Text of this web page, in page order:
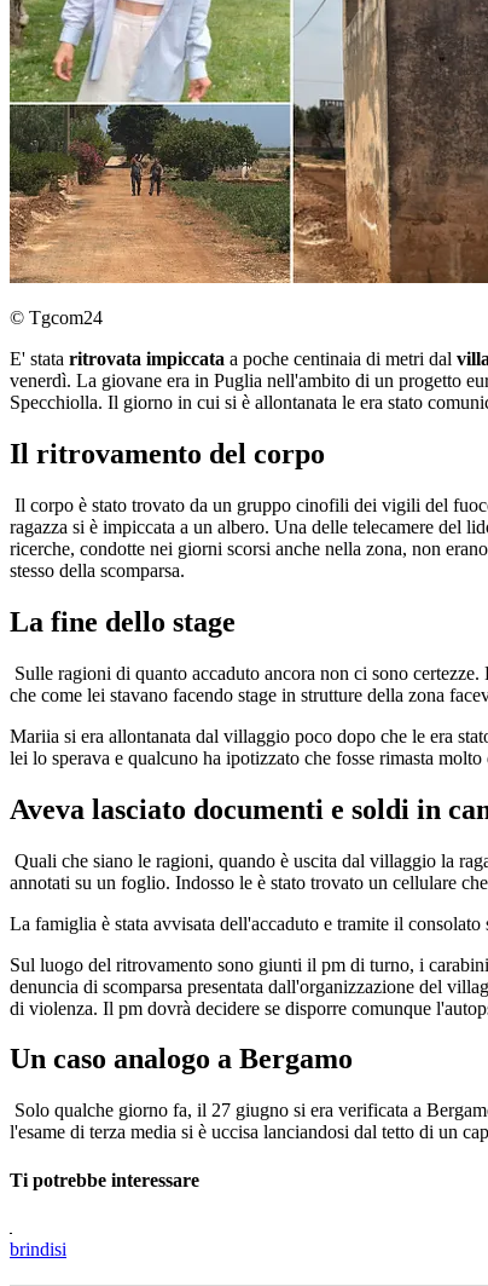
© Tgcom24
E' stata ritrovata impiccata a poche centinaia di metri dal
venerdì. La giovane era in Puglia nell'ambito di un progetto
Specchiolla. Il giorno in cui si è allontanata le era stato
Il ritrovamento del corpo
Il corpo è stato trovato da un gruppo cinofili dei vigili del
ragazza si è impiccata a un albero. Una delle telecamere del
ricerche, condotte nei giorni scorsi anche nella zona, non
stesso della scomparsa.
La fine dello stage
Sulle ragioni di quanto accaduto ancora non ci sono
che come lei stavano facendo stage in strutture della zona
Mariia si era allontanata dal villaggio poco dopo che le era
lei lo sperava e qualcuno ha ipotizzato che fosse rimasta molto
Aveva lasciato documenti e soldi in
Quali che siano le ragioni, quando è uscita dal villaggio la
annotati su un foglio. Indosso le è stato trovato un cellulare
La famiglia è stata avvisata dell'accaduto e tramite il
Sul luogo del ritrovamento sono giunti il pm di turno, i
denuncia di scomparsa presentata dall'organizzazione del
di violenza. Il pm dovrà decidere se disporre comunque
Un caso analogo a Bergamo
Solo qualche giorno fa, il 27 giugno si era verificata a
l'esame di terza media si è uccisa lanciandosi dal tetto di un
Ti potrebbe interessare
brindisi